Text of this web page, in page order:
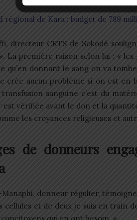
régional de Kara : budget de 789
directeur CRTS de Sokodé
La première raison selon lui : «
qu’en donnant le sang on va
crée aucun problème si on est en
sanguine c’est du
est vérifiée avant le don et la
les croyances religieuses et
de donneurs
donneur régulier,
cellules et de deux je suis en train